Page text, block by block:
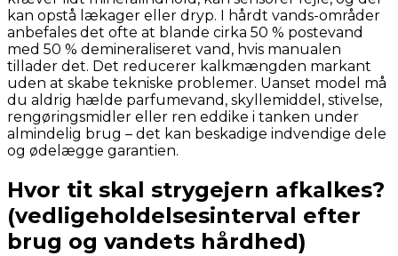
kan opstå lækager eller dryp. I hårdt vands-områder
anbefales det ofte at blande cirka 50 % postevand
med 50 % demineraliseret vand, hvis manualen
tillader det. Det reducerer kalkmængden markant
uden at skabe tekniske problemer. Uanset model må
du aldrig hælde parfumevand, skyllemiddel, stivelse,
rengøringsmidler eller ren eddike i tanken under
almindelig brug – det kan beskadige indvendige dele
og ødelægge garantien.
Hvor tit skal strygejern afkalkes?
(vedligeholdelsesinterval efter
brug og vandets hårdhed)